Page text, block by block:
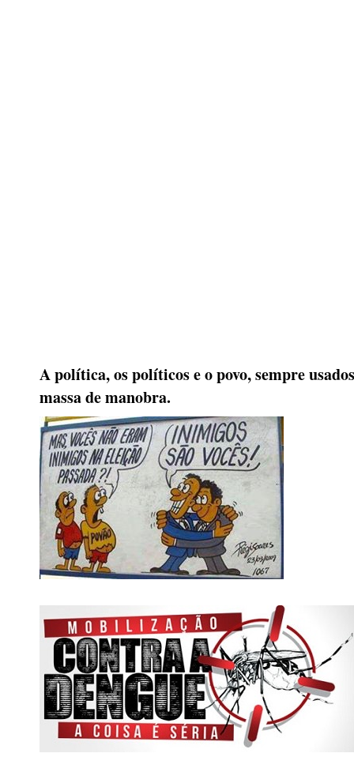
A política, os políticos e o povo, sempre
massa de manobra.